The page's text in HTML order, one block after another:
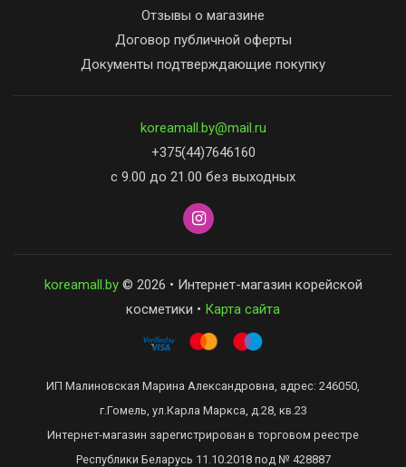
Отзывы о магазине
Договор публичной оферты
Документы подтверждающие покупку
koreamall.by@mail.ru
+375(44)7646160
с 9.00 до 21.00 без выходных
koreamall.by© 2026 • Интернет-магазин корейской
косметики • Карта сайта
ИП Малиновская Марина Александровна, адрес: 246050,
г.Гомель, ул.Карла Маркса, д.28, кв.23
Интернет-магазин зарегистрирован в торговом реестре
Республики Беларусь 11.10.2018 под № 428887